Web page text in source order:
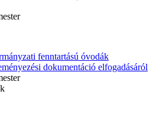
fenntartású óvodák
dokumentáció elfogadásáról